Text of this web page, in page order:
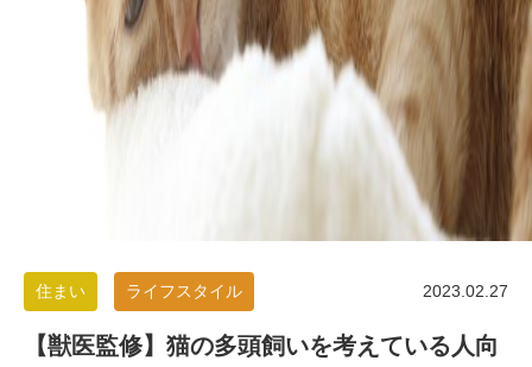
2023.02.27
住まい ライフスタイル
【獣医監修】猫の多頭飼いを考えている人向